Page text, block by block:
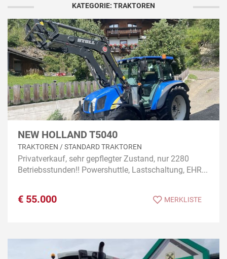
KATEGORIE: TRAKTOREN
NEW HOLLAND T5040
TRAKTOREN / STANDARD TRAKTOREN
Privatverkauf, sehr gepflegter Zustand, nur 2280
Betriebsstunden!! Powershuttle, Lastschaltung, EHR...
€ 55.000 MERKLISTE